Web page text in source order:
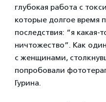
глубокая работа с
которые долгое время
последствия: “я какая-
ничтожество”. Как
с женщинами,
попробовали
Гурина.